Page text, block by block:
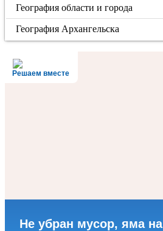
География области и города
География Архангельска
Решаем вместе
Не убран мусор, яма на